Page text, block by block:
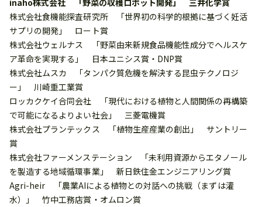
inaho株式会社 「野菜の収穫ロボット開発」 三井化学賞
株式会社食機能探査研究所 「世界初の科学的根拠に基づく妊活
サプリの開発」 ロート賞
株式会社ウェルナス 「野菜由来新規食品機能性成分でヘルスケ
ア革命を実現する」 日本ユニシス賞・DNP賞
株式会社ムスカ 「タンパク質危機を解決する昆虫テクノロジ
ー」 川崎重工業賞
ロッカクケイ合同会社 「現代における植物と人間関係の再構築
で可能になるよりよい社会」 三菱電機賞
株式会社プランテックス 「植物生産産業の創出」 サントリー
賞
株式会社ファーメンステーション 「未利用資源からエタノール
を製造する地域循環事業」 新日鉄住金エンジニアリング賞
Agri-heir 「農業AIによる植物との対話への挑戦（まずは灌
水）」 竹中工務店賞・オムロン賞